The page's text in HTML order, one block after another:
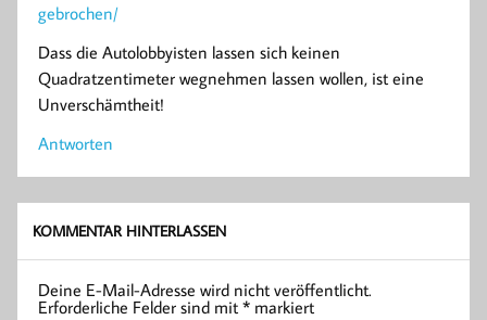
gebrochen/
Dass die Autolobbyisten lassen sich keinen
Quadratzentimeter wegnehmen lassen wollen, ist eine
Unverschämtheit!
Antworten
KOMMENTAR HINTERLASSEN
Deine E-Mail-Adresse wird nicht veröffentlicht.
Erforderliche Felder sind mit* markiert